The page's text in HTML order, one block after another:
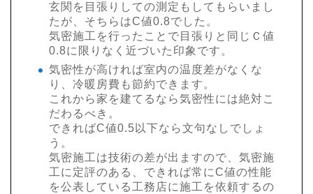
玄関を目張りしての測定もしてもらいまし
たが、そちらはC値0.8でした。
気密施工を行ったことで目張りと同じＣ値
0.8に限りなく近づいた印象です。
気密性が高ければ室内の温度差がなくな
り、冷暖房費も節約できます。
これから家を建てるなら気密性には絶対こ
だわるべき。
できればC値0.5以下なら文句なしでしょ
う。
気密施工は技術の差が出ますので、気密施
工に定評のある、できれば常にC値の性能
を公表している工務店に施工を依頼するの